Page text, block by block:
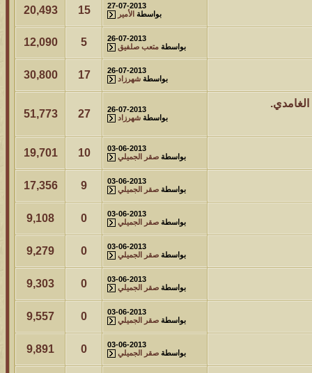
27-07-2013
بواسطة الأمير 15
20,493
26-07-2013
بواسطة متعب صلفيق 5
12,090
26-07-2013
بواسطة شهرزاد 17
30,800
26-07-2013
بواسطة شهرزاد 27
51,773
03-06-2013
بواسطة صقر الجميلي 10
19,701
03-06-2013
بواسطة صقر الجميلي 9
17,356
03-06-2013
بواسطة صقر الجميلي 0
9,108
03-06-2013
بواسطة صقر الجميلي 0
9,279
03-06-2013
بواسطة صقر الجميلي 0
9,303
03-06-2013
بواسطة صقر الجميلي 0
9,557
03-06-2013
بواسطة صقر الجميلي 0
9,891